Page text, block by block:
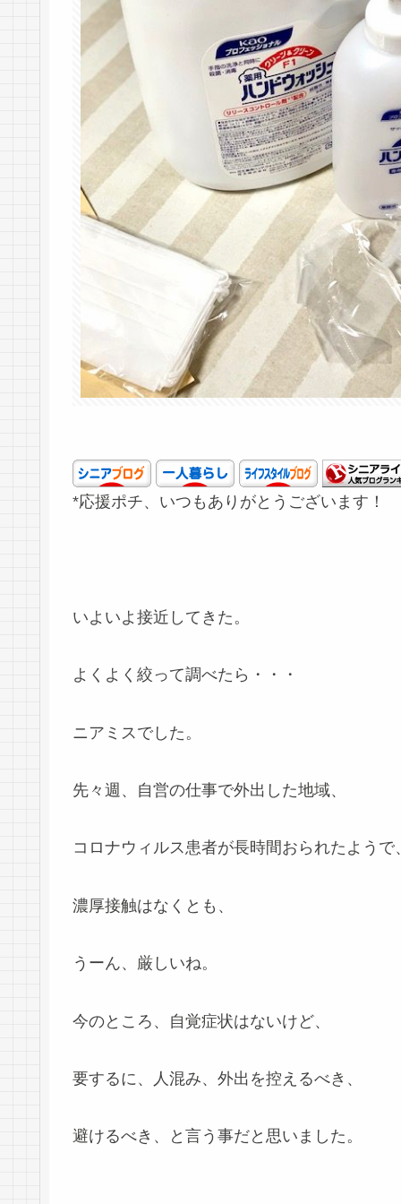
*応援ポチ、いつもありがとうございます！
いよいよ接近してきた。
よくよく絞って調べたら・・・
ニアミスでした。
先々週、自営の仕事で外出した地域、
コロナウィルス患者が長時間おられたようで
濃厚接触はなくとも、
うーん、厳しいね。
今のところ、自覚症状はないけど、
要するに、人混み、外出を控えるべき、
避けるべき、と言う事だと思いました。